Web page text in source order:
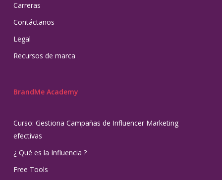
Carreras
Contáctanos
Legal
Recursos de marca
BrandMe Academy
Curso: Gestiona Campañas de Influencer Marketing
efectivas
¿ Qué es la Influencia ?
Free Tools